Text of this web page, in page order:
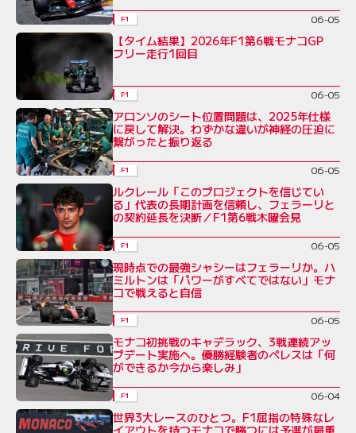
F1 06-05
【タイム結果】2026年F1第6戦モナコGP
フリー走行1回目
F1 06-05
アロンソのシート位置問題は、2025年仕様
に戻して解決。わずかな違いが神経の圧迫に
繋がったと振り返る
F1 06-05
ルクレール「このプロジェクトを信じてい
る」代表の長期計画を信頼し、フェラーリと
の契約延長を決断／F1第6戦木曜会見
F1 06-05
現時点での最強シャシーはフェラーリか。ハ
ミルトンは「パワーがすべてではない」モナ
コで戦えると自信
F1 06-05
モナコ初挑戦のキャデラック、3戦連続アッ
プデート実施へ。優勝経験者のペレスは「何
ができるか今から楽しみ」
F1 06-04
世界3大レースのひとつ。F1屈指の特殊なレ